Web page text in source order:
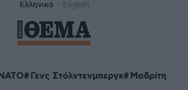
Ελληνικά English
Γενς Στόλντενμπεργκ Μαδρίτη